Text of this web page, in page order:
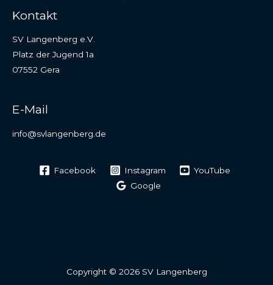
Kontakt
SV Langenberg e.V.
Platz der Jugend 1a
07552 Gera
E-Mail
info@svlangenberg.de
Facebook Instagram
YouTube
Google
Copyright © 2026 SV Langenberg